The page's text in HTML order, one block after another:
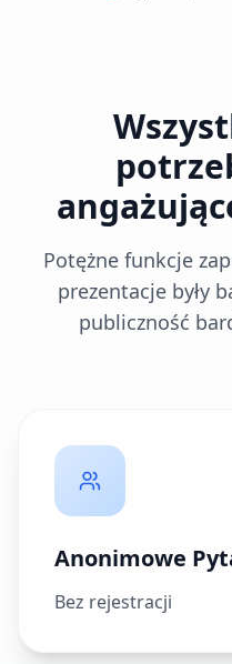
Potężne funkcje
prezentacje były
publiczność
Anonimowe
Bez rejestracji